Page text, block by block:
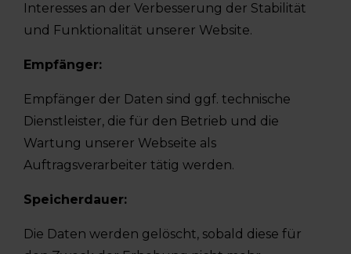
Interesses an der Verbesserung der Stabilität
und Funktionalität unserer Website.
Empfänger:
Empfänger der Daten sind ggf. technische
Dienstleister, die für den Betrieb und die
Wartung unserer Webseite als
Auftragsverarbeiter tätig werden.
Speicherdauer:
Die Daten werden gelöscht, sobald diese für